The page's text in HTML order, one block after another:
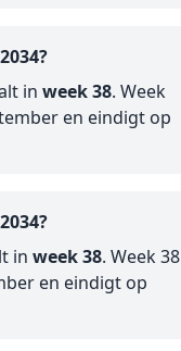
in week 38. Week
en eindigt op
in week 38. Week 38
en eindigt op